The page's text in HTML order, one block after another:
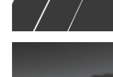
Marcha